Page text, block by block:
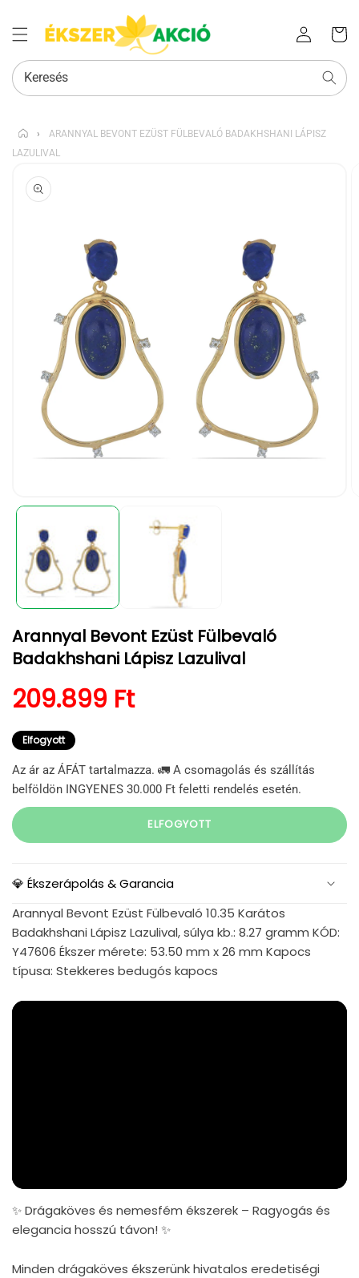
Bejelentkezés
kosara
Keresés
›
ARANNYAL BEVONT EZÜST FÜLBEVALÓ BADAKHSHANI LÁPISZ
LAZULIVAL
UGRÁS A
TERMÉKADATOKRA
médiafájl
modális
párbeszédpanelen
Arannyal Bevont Ezüst Fülbevaló
Badakhshani Lápisz Lazulival
Normál ár
209.899 Ft
Elfogyott
Az ár az ÁFÁT tartalmazza. 🚛 A csomagolás és szállítás
belföldön INGYENES 30.000 Ft feletti rendelés esetén.
ELFOGYOTT
💎 Ékszerápolás & Garancia
Arannyal Bevont Ezüst Fülbevaló 10.35 Karátos
Badakhshani Lápisz Lazulival, súlya kb.: 8.27 gramm KÓD:
Y47606 Ékszer mérete: 53.50 mm x 26 mm Kapocs
típusa: Stekkeres bedugós kapocs
✨ Drágaköves és nemesfém ékszerek – Ragyogás és
elegancia hosszú távon! ✨
Minden drágaköves ékszerünk hivatalos eredetiségi